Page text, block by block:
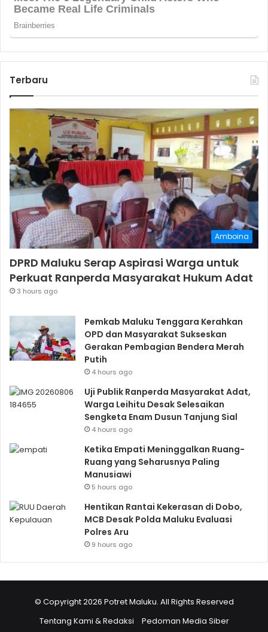
Terbaru
Amboina
DPRD Maluku Serap Aspirasi Warga untuk
Perkuat Ranperda Masyarakat Hukum Adat
3 hours ago
Pemkab Maluku Tenggara Kerahkan
OPD dan Masyarakat Sukseskan
Gerakan Pembagian Bendera Merah
Putih
4 hours ago
Uji Publik Ranperda Masyarakat Adat,
Warga Leihitu Desak Selesaikan
Sengketa Enam Dusun Tanjung Sial
4 hours ago
Ketika Empati Meninggalkan Ruang-
Ruang yang Seharusnya Paling
Manusiawi
5 hours ago
Hentikan Rantai Kekerasan di Dobo,
MCB Desak Polda Maluku Evaluasi
Polres Aru
9 hours ago
© Copyright 2026 Potret Maluku. All Rights Reserved
Tentang Kami & Redaksi
Pedoman Media Siber